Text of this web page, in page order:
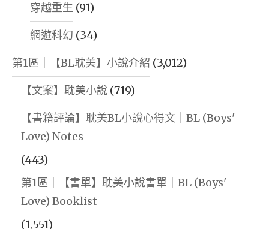
穿越重生 (91)
網遊科幻 (34)
第1區｜【BL耽美】小說介紹 (3,012)
【文案】耽美小說 (719)
【書籍評論】耽美BL小說心得文｜BL (Boys'
Love) Notes
(443)
第1區｜【書單】耽美小說書單｜BL (Boys'
Love) Booklist
(1,551)